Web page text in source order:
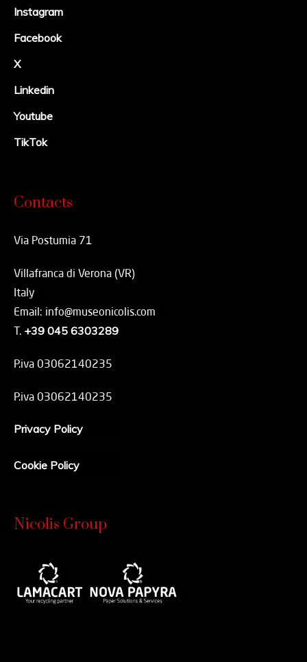
Instagram
Facebook
X
Linkedin
Youtube
TikTok
Contacts
Via Postumia 71
Villafranca di Verona (VR)
Italy
Email: info@museonicolis.com
T. +39 045 6303289
P.iva 03062140235
P.iva 03062140235
Privacy Policy
Cookie Policy
Nicolis Group